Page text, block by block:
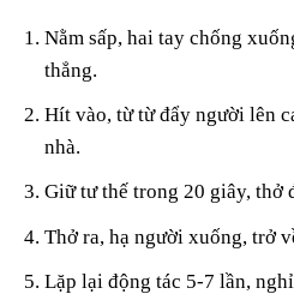
Nằm sấp, hai tay chống
thẳng.
Hít vào, từ từ đẩy người lên
nhà.
Giữ tư thế trong 20 giây, thở
Thở ra, hạ người xuống, trở
Lặp lại động tác 5-7 lần,